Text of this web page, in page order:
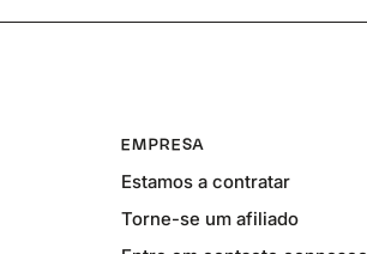
EMPRESA
Estamos a contratar
Torne-se um afiliado